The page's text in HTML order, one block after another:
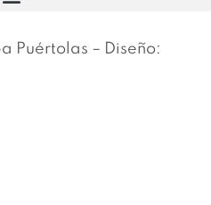
Puértolas – Diseño: